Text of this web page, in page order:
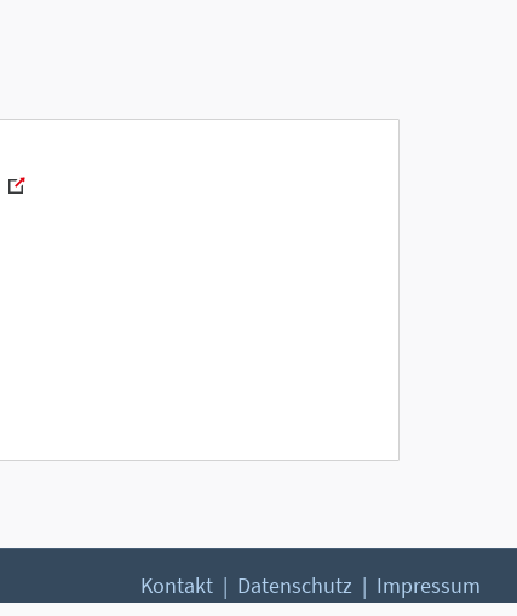
Kontakt Datenschutz Impressum